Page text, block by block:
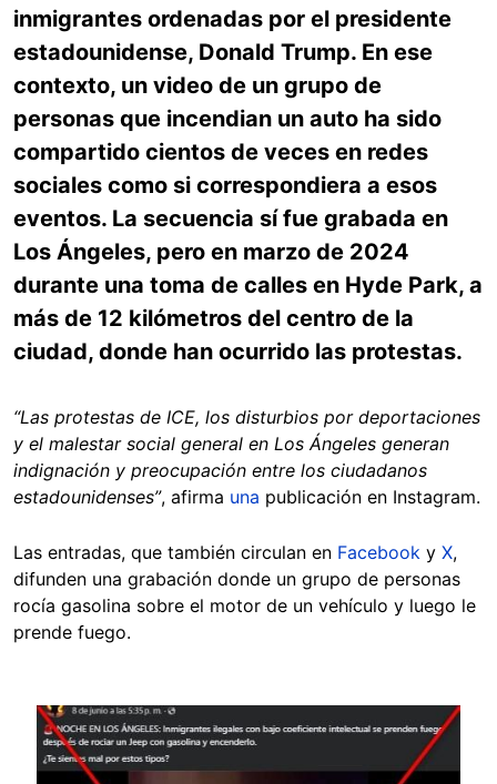
inmigrantes ordenadas por el presidente
estadounidense, Donald Trump. En ese
contexto, un video de un grupo de
personas que incendian un auto ha sido
compartido cientos de veces en redes
sociales como si correspondiera a esos
eventos. La secuencia sí fue grabada en
Los Ángeles, pero en marzo de 2024
durante una toma de calles en Hyde Park, a
más de 12 kilómetros del centro de la
ciudad, donde han ocurrido las protestas.
“Las protestas de ICE, los disturbios por deportaciones
y el malestar social general en Los Ángeles generan
indignación y preocupación entre los ciudadanos
estadounidenses”, afirma una publicación en Instagram.
Las entradas, que también circulan en Facebook y X,
difunden una grabación donde un grupo de personas
rocía gasolina sobre el motor de un vehículo y luego le
prende fuego.
Image